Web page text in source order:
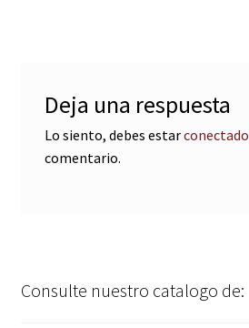
Deja una respuesta
Lo siento, debes estarconectado
comentario.
Consulte nuestro catalogo de: